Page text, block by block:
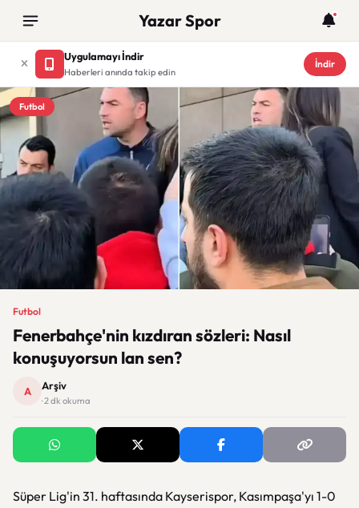
Yazar Spor
Uygulamayı İndir
Haberleri anında takip edin
İndir
Futbol
Futbol
Fenerbahçe'nin kızdıran sözleri: Nasıl
konuşuyorsun lan sen?
A Arşiv
· 2 dk okuma
Süper Lig'in 31. haftasında Kayserispor, Kasımpaşa'yı 1-0